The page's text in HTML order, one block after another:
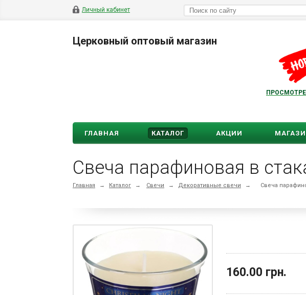
Личный кабинет
Церковный оптовый магазин
ГЛАВНАЯ КАТАЛОГ АКЦИИ
Главная → Каталог → Свечи → Декоративные свечи → Свеча
160.00 грн.